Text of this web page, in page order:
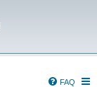
FAQ